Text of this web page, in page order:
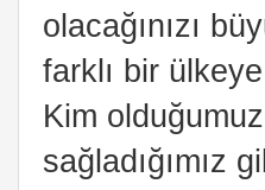
olacağınızı
farklı bir
Kim
sağladığımız